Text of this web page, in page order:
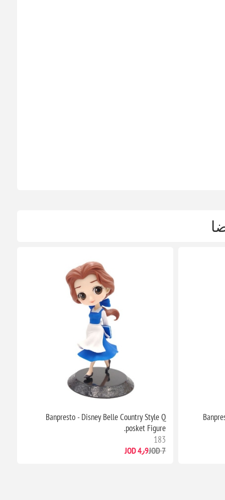
Banpresto - Disney Belle Country Style Q
posket Figure.
183
7 JOD 4٫9 JOD